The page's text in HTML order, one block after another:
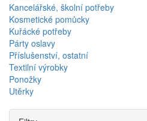
Kancelářské, školní potřeby
Kosmetické pomůcky
Kuřácké potřeby
Párty oslavy
Příslušenství, ostatní
Textilní výrobky
Ponožky
Utěrky